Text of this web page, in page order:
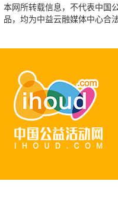
本网所转载信息，不代表中国
品，均为中益云融媒体中心合